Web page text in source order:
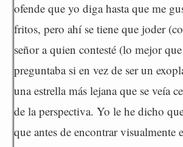
ofende que yo diga hasta que me
fritos, pero ahí se tiene que joder
señor a quien contesté (lo mejor
preguntaba si en vez de ser un
una estrella más lejana que se veía
de la perspectiva. Yo le he dicho
que antes de encontrar visualmente